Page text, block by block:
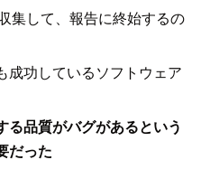
集して、報告に終始するの
成功しているソフトウェア
る品質がバグがあるという
だった